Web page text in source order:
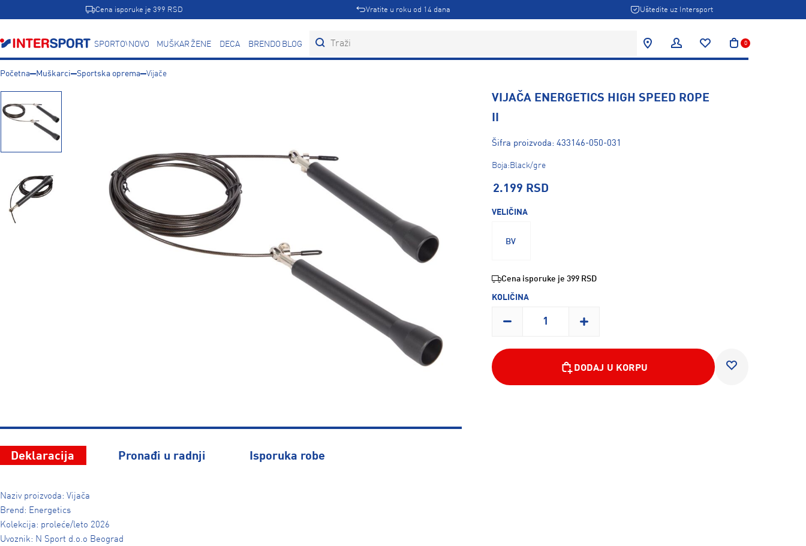
Cena isporuke je 399 RSD Vratite u roku od 14 dana Uštedite uz Intersport
SPORTOVINOVO MUŠKARCIŽENE DECA BRENDOVIBLOG 0
Početna Muškarci Sportska oprema Vijače
Deklaracija Pronađi u radnji Isporuka robe
Naziv proizvoda: Vijača
Brend: Energetics
Kolekcija: proleće/leto 2026
Uvoznik: N Sport d.o.o Beograd
VIJAČA ENERGETICS HIGH SPEED ROPE
Šifra proizvoda: 433146-050-031
Boja:Black/gre
2.199 RSD
VELIČINA
BV
Cena isporuke je 399 RSD
KOLIČINA
DODAJ U KORPU